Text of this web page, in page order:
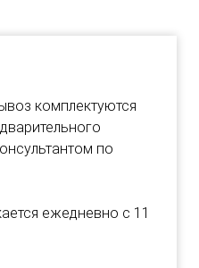
комплектуются
по
ежедневно с 11